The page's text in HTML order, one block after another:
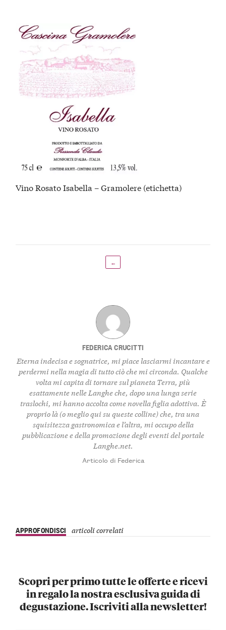
Vino Rosato Isabella – Gramolere (etichetta)
←
FEDERICA CRUCITTI
Eterna indecisa e sognatrice, mi piace lasciarmi incantare e
perdermi nella magia di tutto ciò che mi circonda. Qualche
volta mi capita di tornare sul pianeta Terra, più
esattamente nelle Langhe che, dopo una lunga serie
traslochi, mi hanno accolta come novella figlia adottiva. È
proprio là (o meglio qui su queste colline) che, tra una
squisitezza gastronomica e l’altra, mi occupo della
pubblicazione e della promozione degli eventi del portale
Langhe.net.
Articolo di Federica
APPROFONDISCI articoli correlati
Scopri per primo tutte le offerte e ricevi
in regalo la nostra esclusiva guida di
degustazione. Iscriviti alla newsletter!